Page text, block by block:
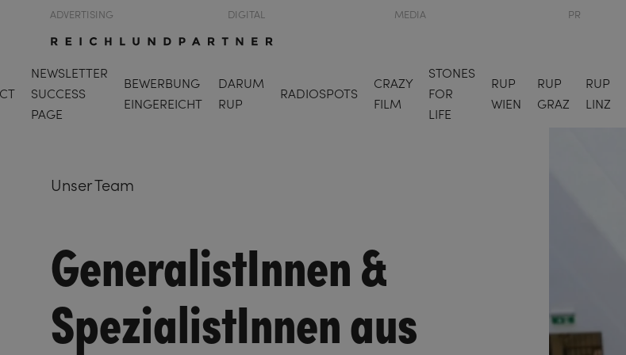
ADVERTISING DIGITAL MEDIA PR
NEWSLETTER
SUCCESS
PAGE
BEWERBUNG
EINGEREICHT
DARUM
RUP
RADIOSPOTS
CRAZY
FILM
STONES
FOR
LIFE
RUP
WIEN
RUP
GRAZ
RUP
LINZ
Unser Team
GeneralistInnen &
SpezialistInnen aus